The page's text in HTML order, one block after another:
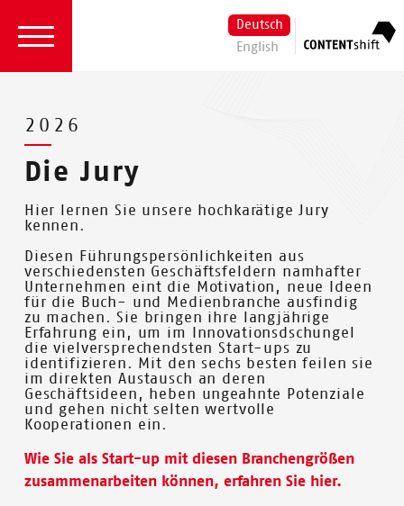
Deutsch
English
2026
Die Jury
Hier lernen Sie unsere hochkarätige Jury
kennen.
Diesen Führungspersönlichkeiten aus
verschiedensten Geschäftsfeldern namhafter
Unternehmen eint die Motivation, neue Ideen
für die Buch- und Medienbranche ausfindig
zu machen. Sie bringen ihre langjährige
Erfahrung ein, um im Innovationsdschungel
die vielversprechendsten Start-ups zu
identifizieren. Mit den sechs besten feilen sie
im direkten Austausch an deren
Geschäftsideen, heben ungeahnte Potenziale
und gehen nicht selten wertvolle
Kooperationen ein.
Wie Sie als Start-up mit diesen Branchengrößen
zusammenarbeiten können, erfahren Sie hier.